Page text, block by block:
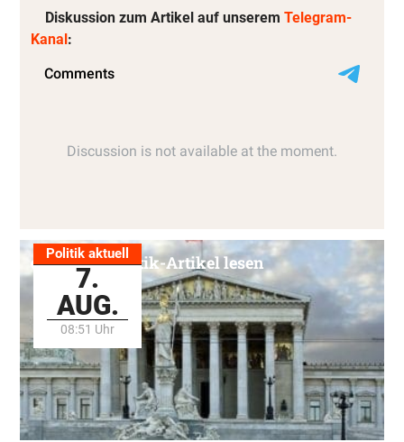
Diskussion zum Artikel auf unserem Telegram-
Kanal:
Politik aktuell
7.
AUG.
08:51 Uhr
Alle Politik-Artikel lesen